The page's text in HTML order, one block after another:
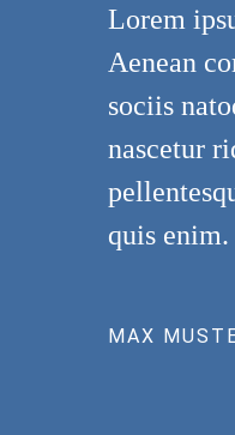
Lorem
Aenean
sociis
nascetur
quis enim.
MAX